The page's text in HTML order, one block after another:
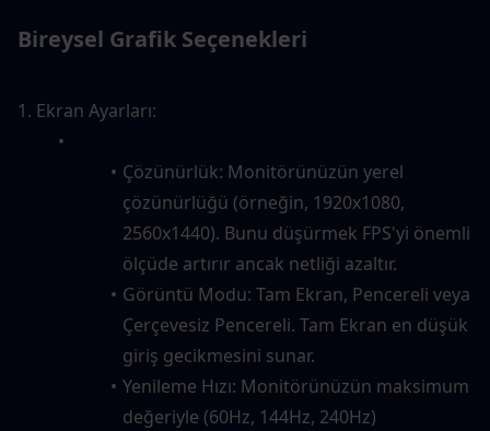
Bireysel Grafik Seçenekleri
1. Ekran Ayarları:
Çözünürlük: Monitörünüzün yerel
çözünürlüğü (örneğin, 1920x1080,
2560x1440). Bunu düşürmek FPS'yi önemli
ölçüde artırır ancak netliği azaltır.
Görüntü Modu: Tam Ekran, Pencereli veya
Çerçevesiz Pencereli. Tam Ekran en düşük
giriş gecikmesini sunar.
Yenileme Hızı: Monitörünüzün maksimum
değeriyle (60Hz, 144Hz, 240Hz)